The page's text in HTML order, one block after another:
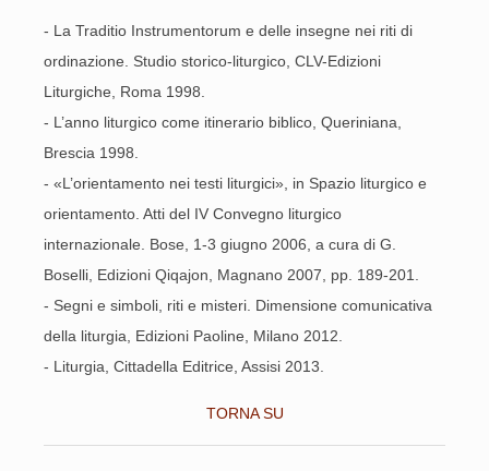
- La Traditio Instrumentorum e delle insegne nei riti di
ordinazione. Studio storico-liturgico, CLV-Edizioni
Liturgiche, Roma 1998.
- L’anno liturgico come itinerario biblico, Queriniana,
Brescia 1998.
- «L’orientamento nei testi liturgici», in Spazio liturgico e
orientamento. Atti del IV Convegno liturgico
internazionale. Bose, 1-3 giugno 2006, a cura di G.
Boselli, Edizioni Qiqajon, Magnano 2007, pp. 189-201.
- Segni e simboli, riti e misteri. Dimensione comunicativa
della liturgia, Edizioni Paoline, Milano 2012.
- Liturgia, Cittadella Editrice, Assisi 2013.
TORNA SU